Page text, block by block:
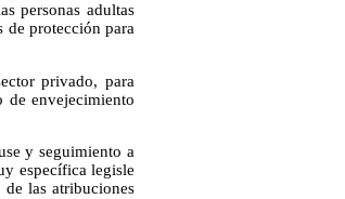
personas adultas
de protección para
privado, para
de envejecimiento
y seguimiento a
específica legisle
las atribuciones